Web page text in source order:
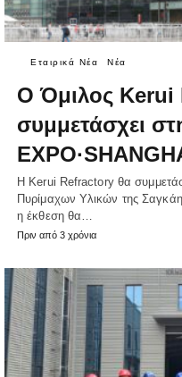
Εταιρικά Νέα Νέα
Ο Όμιλος Kerui
συμμετάσχει
Η Kerui Refractory θα
Πυρίμαχων Υλικών της
η έκθεση θα…
Πριν από 3 χρόνια